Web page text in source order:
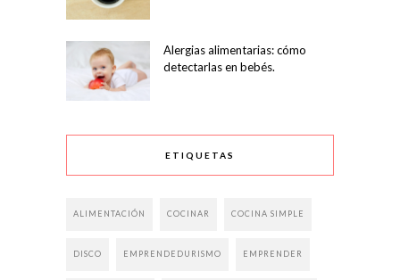
Alergias alimentarias: cómo
detectarlas en bebés.
ETIQUETAS
ALIMENTACIÓN COCINAR COCINA SIMPLE
DISCO EMPRENDEDURISMO EMPRENDER